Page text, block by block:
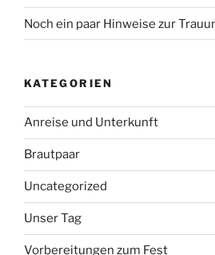
Noch ein paar Hinweise zur
KATEGORIEN
Anreise und Unterkunft
Brautpaar
Uncategorized
Unser Tag
Vorbereitungen zum Fest